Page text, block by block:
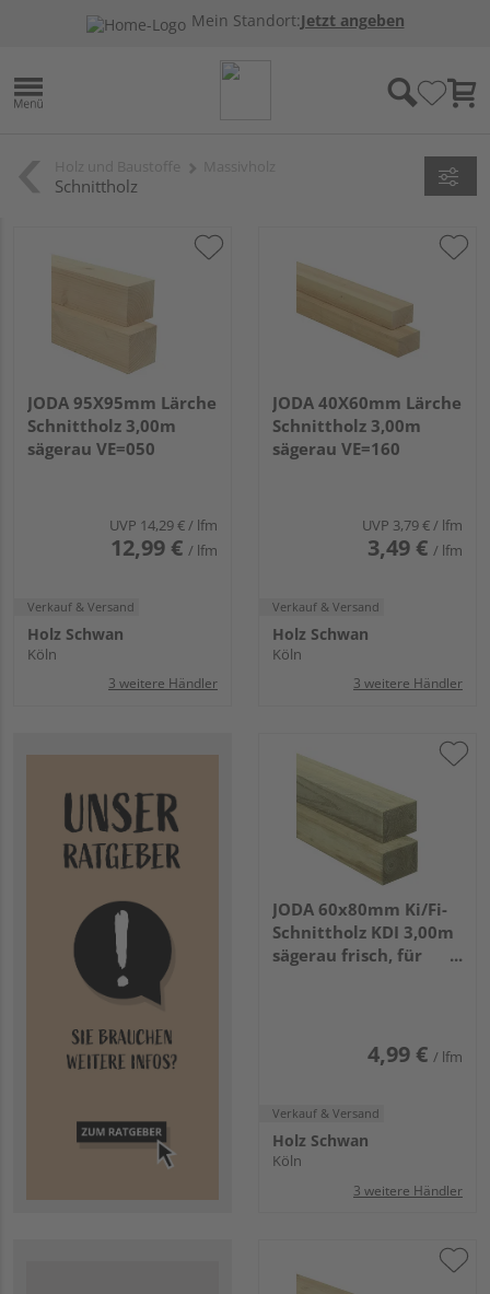
Mein Standort:Jetzt angeben
Schnittholz
JODA 95X95mm Lärche
Schnittholz 3,00m
sägerau VE=050
UVP 14,29 €/ lfm
12,99 € / lfm
Verkauf & Versand
Holz Schwan
Köln
3 weitere Händler
JODA 40X60mm Lärche
Schnittholz 3,00m
sägerau VE=160
UVP 3,79 €/ lfm
3,49 € / lfm
Verkauf & Versand
Holz Schwan
Köln
3 weitere Händler
JODA 60x80mm Ki/Fi-
Schnittholz KDI 3,00m
sägerau frisch, für
4,99 € / lfm
Verkauf & Versand
Holz Schwan
Köln
3 weitere Händler